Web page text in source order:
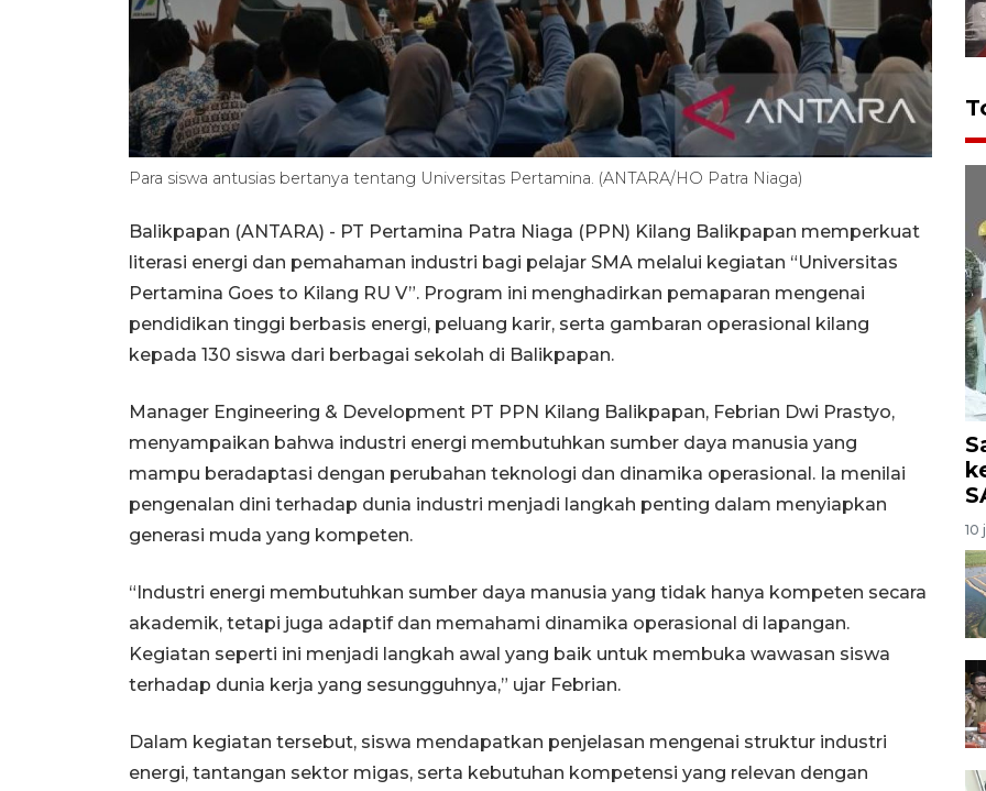
Para siswa antusias bertanya tentang Universitas Pertamina. (ANTARA/HO Patra Niaga)
Balikpapan (ANTARA) - PT Pertamina Patra Niaga (PPN) Kilang Balikpapan memperkuat
literasi energi dan pemahaman industri bagi pelajar SMA melalui kegiatan “Universitas
Pertamina Goes to Kilang RU V”. Program ini menghadirkan pemaparan mengenai
pendidikan tinggi berbasis energi, peluang karir, serta gambaran operasional kilang
kepada 130 siswa dari berbagai sekolah di Balikpapan.
Manager Engineering & Development PT PPN Kilang Balikpapan, Febrian Dwi Prastyo,
menyampaikan bahwa industri energi membutuhkan sumber daya manusia yang
mampu beradaptasi dengan perubahan teknologi dan dinamika operasional. Ia menilai
pengenalan dini terhadap dunia industri menjadi langkah penting dalam menyiapkan
generasi muda yang kompeten.
“Industri energi membutuhkan sumber daya manusia yang tidak hanya kompeten secara
akademik, tetapi juga adaptif dan memahami dinamika operasional di lapangan.
Kegiatan seperti ini menjadi langkah awal yang baik untuk membuka wawasan siswa
terhadap dunia kerja yang sesungguhnya,” ujar Febrian.
Dalam kegiatan tersebut, siswa mendapatkan penjelasan mengenai struktur industri
energi, tantangan sektor migas, serta kebutuhan kompetensi yang relevan dengan
10